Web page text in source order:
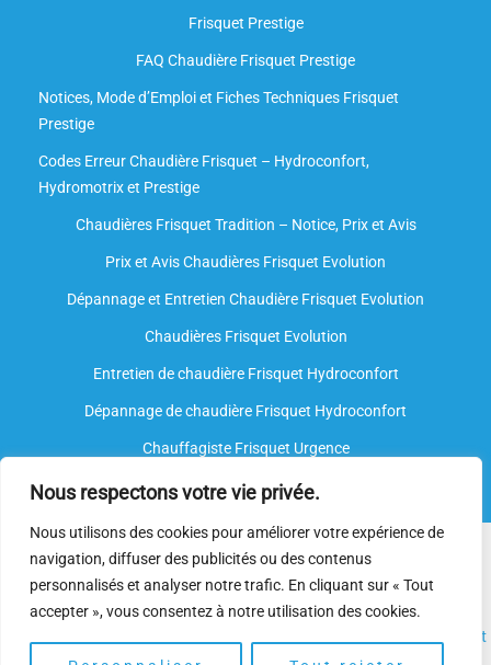
Nous respectons votre vie privée.
Nous utilisons des cookies pour améliorer votre expérience de
navigation, diffuser des publicités ou des contenus
personnalisés et analyser notre trafic. En cliquant sur « Tout
accepter », vous consentez à notre utilisation des cookies.
Frisquet Prestige
FAQ Chaudière Frisquet Prestige
Notices, Mode d’Emploi et Fiches Techniques Frisquet
Prestige
Codes Erreur Chaudière Frisquet – Hydroconfort,
Hydromotrix et Prestige
Chaudières Frisquet Tradition – Notice, Prix et Avis
Prix et Avis Chaudières Frisquet Evolution
Dépannage et Entretien Chaudière Frisquet Evolution​
Chaudières Frisquet Evolution
Entretien de chaudière Frisquet Hydroconfort
Dépannage de chaudière Frisquet Hydroconfort
Chauffagiste Frisquet Urgence
Nous intervenons sur toutes les marques de chauffe-eau, mais
nous ne sommespas agréés par le fabricant. Nosplombiers
spécialisésdisposent néanmoins de l’expertise et des
et